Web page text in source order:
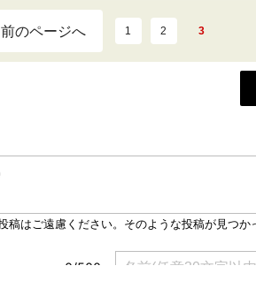
前のページへ 1 2 3